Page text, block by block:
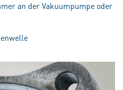
an der Vakuumpumpe oder